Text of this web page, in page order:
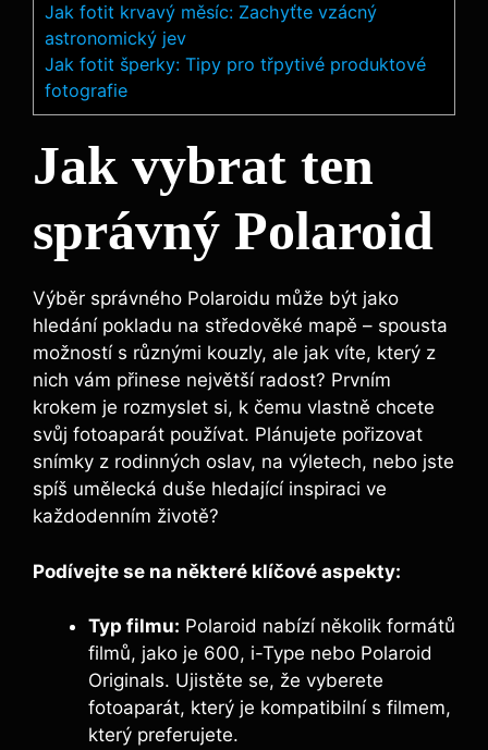
Jak fotit krvavý měsíc: Zachyťte vzácný
astronomický jev
Jak fotit šperky: Tipy pro třpytivé produktové
fotografie
Jak vybrat ten
správný ⁣Polaroid
Výběr správného Polaroidu může být jako
hledání pokladu ​na středověké⁣ mapě – spousta⁤
možností ‌s různými kouzly, ale jak víte,⁢ který⁤ z
nich vám přinese ​největší radost? Prvním
⁢krokem je rozmyslet si, k čemu vlastně ‌chcete
svůj fotoaparát⁤ používat. Plánujete pořizovat
snímky z rodinných oslav, na⁤ výletech, nebo jste
spíš umělecká duše ​hledající inspiraci ve
⁣každodenním životě?
Podívejte ‌se‍ na některé klíčové aspekty:
Typ ⁢filmu: Polaroid nabízí několik formátů
filmů, jako‌ je 600, i-Type nebo Polaroid
Originals.​ Ujistěte se,⁤ že vyberete
fotoaparát, ​který je kompatibilní‌ s filmem,
který ⁣preferujete.